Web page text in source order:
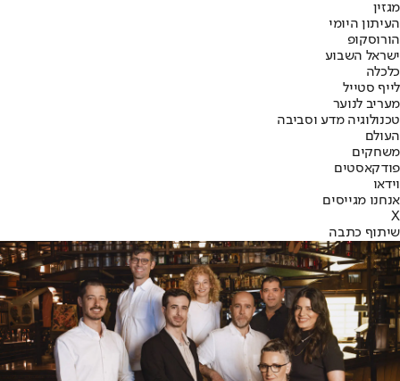
מגזין
העיתון היומי
הורוסקופ
ישראל השבוע
כלכלה
לייף סטייל
מעריב לנוער
טכנולוגיה מדע וסביבה
העולם
משחקים
פודקאסטים
וידאו
אנחנו מגייסים
X
שיתוף כתבה